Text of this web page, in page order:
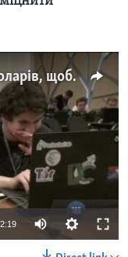
США виділили 10 мільйонів доларів, щоб допомогти Україні зміцнити кібербезпеку. Відео
available
2:19